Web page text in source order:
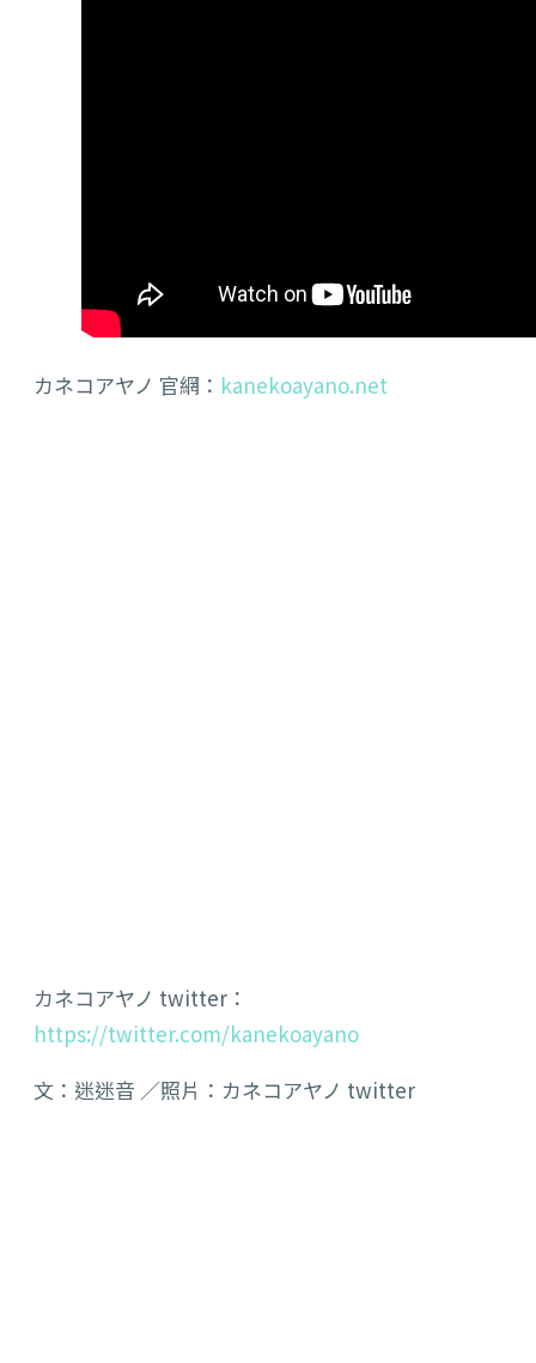
カネコアヤノ 官網： kanekoayano.net
カネコアヤノ twitter：
https://twitter.com/kanekoayano
文：迷迷音 ／照片：カネコアヤノ twitter